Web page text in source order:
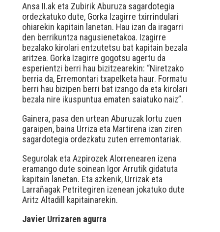
Ansa II.ak eta Zubirik Aburuza sagardotegia
ordezkatuko dute, Gorka Izagirre txirrindulari
ohiarekin kapitain lanetan. Hau izan da iragarri
den berrikuntza nagusienetakoa. Izagirre
bezalako kirolari entzutetsu bat kapitain bezala
aritzea. Gorka Izagirre gogotsu agertu da
esperientzi berri hau bizitzearekin: “Niretzako
berria da, Erremontari txapelketa haur. Formatu
berri hau bizipen berri bat izango da eta kirolari
bezala nire ikuspuntua ematen saiatuko naiz”.
Gainera, pasa den urtean Aburuzak lortu zuen
garaipen, baina Urriza eta Martirena izan ziren
sagardotegia ordezkatu zuten erremontariak.
Segurolak eta Azpirozek Alorrenearen izena
eramango dute soinean Igor Arrutik gidatuta
kapitain lanetan. Eta azkenik, Urrizak eta
Larrañagak Petritegiren izenean jokatuko dute
Aritz Altadill kapitainarekin.
Javier Urrizaren agurra